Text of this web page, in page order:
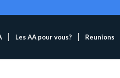
Les AA pour vous? Reunions